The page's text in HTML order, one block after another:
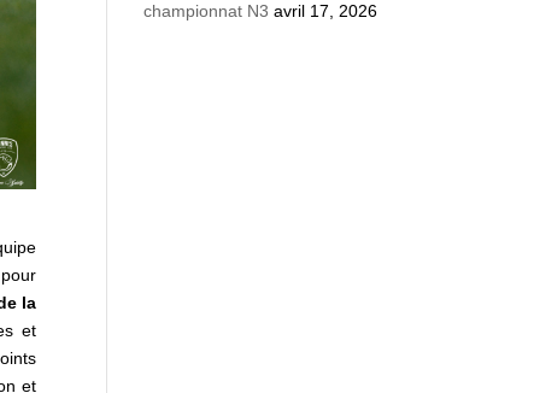
la
et
et
championnat N3 avril 17, 2026